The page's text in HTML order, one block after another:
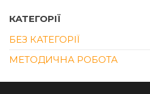
КАТЕГОРІЇ
БЕЗ КАТЕГОРІЇ
МЕТОДИЧНА РОБОТА